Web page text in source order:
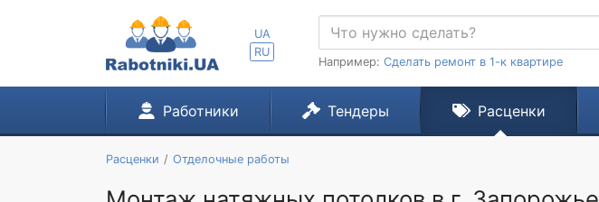
UA
RU
Например: Сделать ремонт в 1-к квартире
Работники Тендеры Расценки
Расценки Отделочные работы